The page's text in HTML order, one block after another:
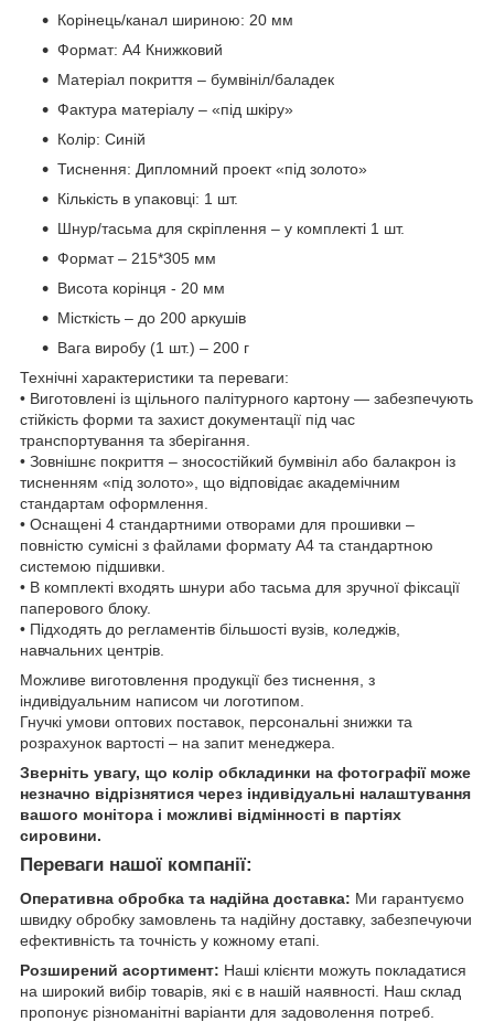
Корінець/канал шириною: 20 мм
Формат: А4 Книжковий
Матеріал покриття – бумвініл/баладек
Фактура матеріалу – «під шкіру»
Колір: Синій
Тиснення: Дипломний проект «під золото»
Кількість в упаковці: 1 шт.
Шнур/тасьма для скріплення – у комплекті 1 шт.
Формат – 215*305 мм
Висота корінця - 20 мм
Місткість – до 200 аркушів
Вага виробу (1 шт.) – 200 г
Технічні характеристики та переваги:
• Виготовлені із щільного палітурного картону — забезпечують
стійкість форми та захист документації під час
транспортування та зберігання.
• Зовнішнє покриття – зносостійкий бумвініл або балакрон із
тисненням «під золото», що відповідає академічним
стандартам оформлення.
• Оснащені 4 стандартними отворами для прошивки –
повністю сумісні з файлами формату А4 та стандартною
системою підшивки.
• В комплекті входять шнури або тасьма для зручної фіксації
паперового блоку.
• Підходять до регламентів більшості вузів, коледжів,
навчальних центрів.
Можливе виготовлення продукції без тиснення, з
індивідуальним написом чи логотипом.
Гнучкі умови оптових поставок, персональні знижки та
розрахунок вартості – на запит менеджера.
Зверніть увагу, що колір обкладинки на фотографії може
незначно відрізнятися через індивідуальні налаштування
вашого монітора і можливі відмінності в партіях
сировини.
Переваги нашої компанії:
Оперативна обробка та надійна доставка: Ми гарантуємо
швидку обробку замовлень та надійну доставку, забезпечуючи
ефективність та точність у кожному етапі.
Розширений асортимент: Наші клієнти можуть покладатися
на широкий вибір товарів, які є в нашій наявності. Наш склад
пропонує різноманітні варіанти для задоволення потреб.